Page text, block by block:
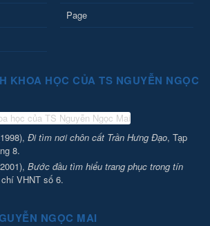
Page
KHOA HỌC CỦA TS NGUYỄN NGỌC
Đi tìm nơi chôn cất Trần Hưng Đạo, Tạp
8.
Bước đầu tìm hiểu trang phục trong tín
VHNT số 6.
NGỌC MAI